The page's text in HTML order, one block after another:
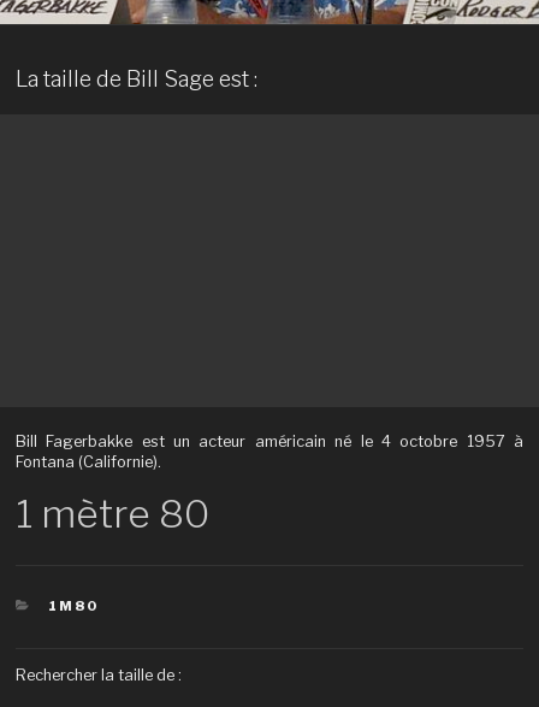
La taille de Bill Sage est :
Bill Fagerbakke est un acteur américain né le 4 octobre 1957 à
Fontana (Californie).
1 mètre 80
CATÉGORIES
1M80
Rechercher la taille de :